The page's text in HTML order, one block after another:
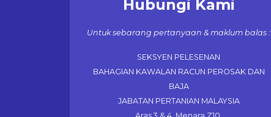
Hubungi Kami
Untuk sebarang pertanyaan & maklum balas :
SEKSYEN PELESENAN
BAHAGIAN KAWALAN RACUN PEROSAK DAN
BAJA
JABATAN PERTANIAN MALAYSIA